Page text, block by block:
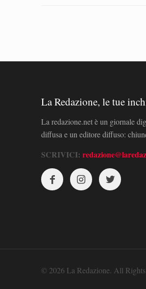
La Redazione, le tue
La redazione.net è un giornale
diffusa e un editore diffuso:
SCRIVICI:
© 2026 La Redazione. All Rights